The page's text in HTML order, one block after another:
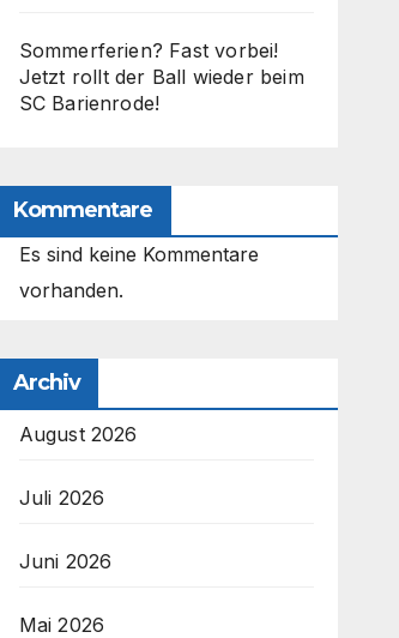
Sommerferien? Fast vorbei!
Jetzt rollt der Ball wieder beim
SC Barienrode!
Kommentare
Es sind keine Kommentare
vorhanden.
Archiv
August 2026
Juli 2026
Juni 2026
Mai 2026